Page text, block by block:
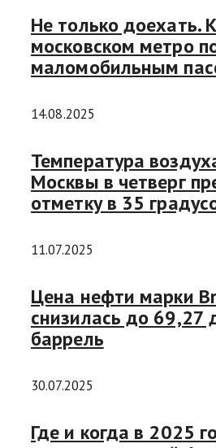
Не только доехать.
московском метро
маломобильным
14.08.2025
Температура
Москвы в четверг
отметку в 35
11.07.2025
Цена нефти марки
снизилась до 69,27
баррель
30.07.2025
Где и когда в 2025